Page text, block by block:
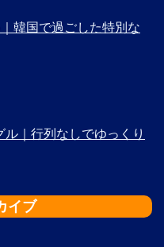
韓国で過ごした特別な
｜行列なしでゆっくり
イブ